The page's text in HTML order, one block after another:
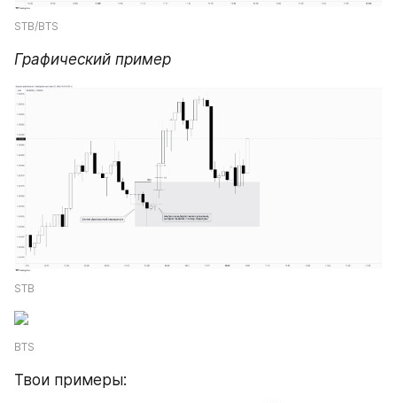
STB/BTS
Графический пример
STB
BTS
Твои примеры: